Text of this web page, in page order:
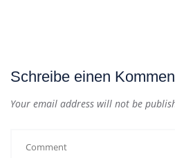
Schreibe einen
Your email address will not be